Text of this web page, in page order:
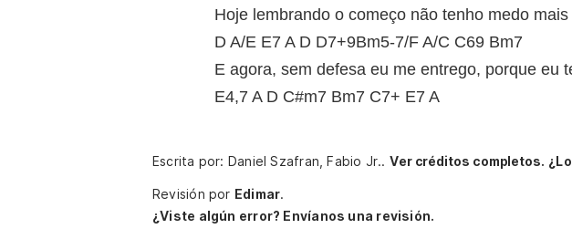
Hoje lembrando o começo não tenho medo mais
D A/E E7 A D D7+9Bm5-7/F A/C C69 Bm7
E agora, sem defesa eu me entrego, porque eu
E4,7 A D C#m7 Bm7 C7+ E7 A
Escrita por: Daniel Szafran, Fabio Jr.. Ver créditos completos.
Revisión por Edimar.
¿Viste algún error? Envíanos una revisión.